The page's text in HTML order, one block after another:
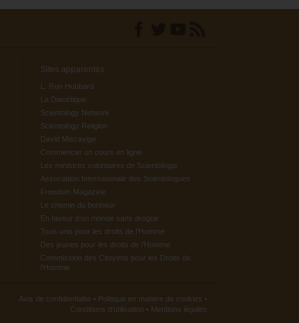
Sites apparentés
L. Ron Hubbard
La Dianétique
Scientology Network
Scientology Religion
David Miscavige
Commencer un cours en ligne
Les ministres volontaires de Scientologie
Association Internationale des Scientologues
Freedom Magazine
Le chemin du bonheur
En faveur d’un monde sans drogue
Tous unis pour les droits de l’Homme
Des jeunes pour les droits de l’Homme
Commission des Citoyens pour les Droits de
l’Homme
Avis de confidentialité • Politique en matière de cookies •
Conditions d’utilisation • Mentions légales